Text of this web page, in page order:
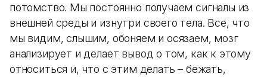
потомство. Мы постоянно получаем сигналы из
внешней среды и изнутри своего тела. Все, что
мы видим, слышим, обоняем и осязаем, мозг
анализирует и делает вывод о том, как к этому
относиться и, что с этим делать – бежать,